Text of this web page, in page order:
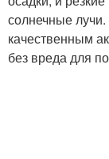
солнечные
качественным
без вреда для